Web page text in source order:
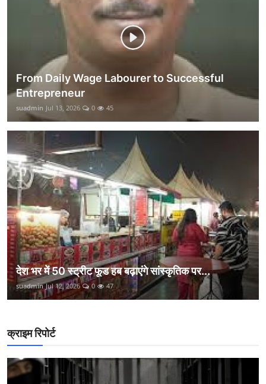
From Daily Wage Labourer to Successful
Entrepreneur
suadmin Jul 13, 2026 0 45
देश भर में 50 स्ट्रीट फूड हब बढ़ाएंगे सांस्कृतिक पर...
suadmin Jul 12, 2026 0 47
क्राइम रिपोर्ट